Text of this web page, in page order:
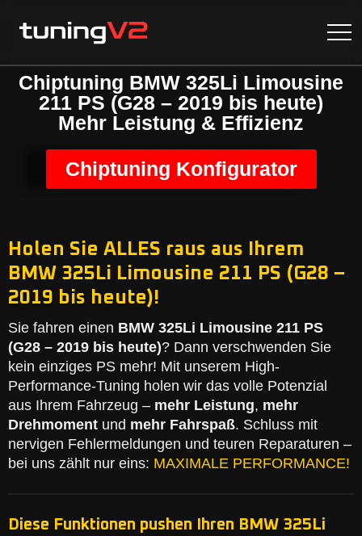
Chiptuning BMW 325Li Limousine
211 PS (G28 – 2019 bis heute)
Mehr Leistung & Effizienz
Chiptuning Konfigurator
Holen Sie ALLES raus aus Ihrem
BMW 325Li Limousine 211 PS (G28 –
2019 bis heute)!
Sie fahren einen BMW 325Li Limousine 211 PS
(G28 – 2019 bis heute)? Dann verschwenden Sie
kein einziges PS mehr! Mit unserem High-
Performance-Tuning holen wir das volle Potenzial
aus Ihrem Fahrzeug – mehr Leistung, mehr
Drehmoment und mehr Fahrspaß. Schluss mit
nervigen Fehlermeldungen und teuren Reparaturen –
bei uns zählt nur eins: MAXIMALE PERFORMANCE!
Diese Funktionen pushen Ihren BMW 325Li